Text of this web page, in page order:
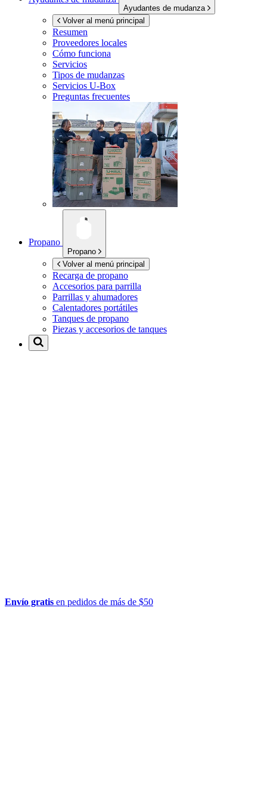
Ayudantes de mudanza
Volver al menú principal
Resumen
Proveedores locales
Cómo funciona
Servicios
Tipos de mudanzas
Servicios U-Box
Preguntas frecuentes
Propano
Propano
Volver al menú principal
Recarga de propano
Accesorios para parrilla
Parrillas y ahumadores
Calentadores portátiles
Tanques de propano
Piezas y accesorios de tanques
Envío gratis en pedidos de más de $50